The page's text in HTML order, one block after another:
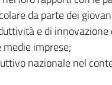
da parte dei
e di innovazione
imprese;
nazionale nel